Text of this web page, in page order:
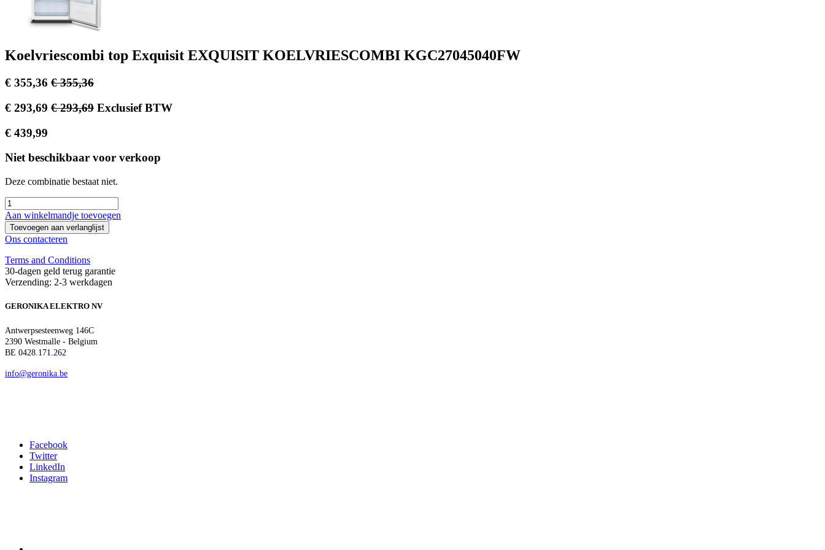
Koelvriescombi top Exquisit EXQUISIT KOELVRIESCOMBI KGC27045040FW
€ 355,36 €355,36
€ 293,69 €293,69 Exclusief BTW
€ 439,99
Niet beschikbaar voor verkoop
Deze combinatie bestaat niet.
Aan winkelmandje toevoegen
Toevoegen aan verlanglijst
Ons contacteren
Terms and Conditions
30-dagen geld terug garantie
Verzending: 2-3 werkdagen
GERONIKA ELEKTRO NV
Antwerpsesteenweg 146C
2390 Westmalle - Belgium
BE 0428.171.262
info@geronika.be
Facebook
Twitter
LinkedIn
Instagram